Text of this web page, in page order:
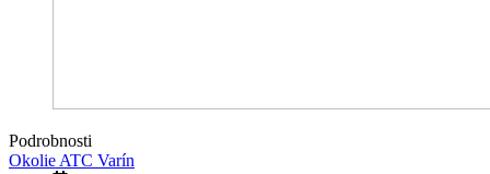
Podrobnosti
Okolie ATC Varín